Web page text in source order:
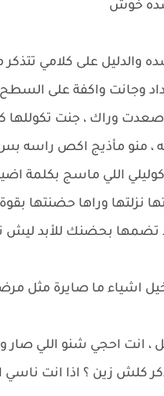
خوش
والدليل على كلامي تتذكر
وجانت واكفة على السطح
وراك ، جنت تكوللها
، منو مأذيج اكص راسه
اللي ماسج بكلمة
نزلتها وراها حضنتها
تضمها بحضنك للأبد ليش
اشياء ما صايرة مثل
، انت احجي شنو اللي صار
كلش زين ؟ اذا انت ناسي